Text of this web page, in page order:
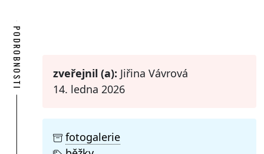
PODROBNOSTI zveřejnil (a): Jiřina Vávrová
14. ledna 2026
fotogalerie